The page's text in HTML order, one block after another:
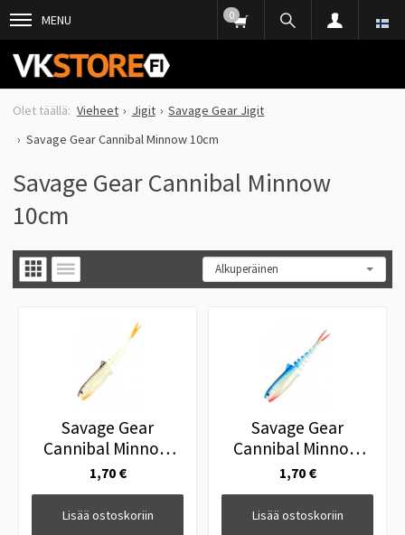
MENU 0
Vieheet Jigit
Savage Gear Jigit
Savage Gear Cannibal Minnow 10cm
Savage Gear Cannibal Minnow
10cm
Savage Gear
Cannibal Minnow
10cm White Black
1,70 €
Lisää ostoskoriin
Savage Gear
Cannibal Minnow
10cm Blue Pearl
1,70 €
Lisää ostoskoriin